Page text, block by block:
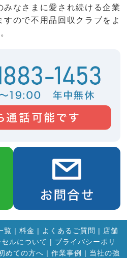
なさまに愛され続ける企業
ので不用品回収クラブをよ
覧 | 料金 | よくあるご質問 | 店舗
ルについて | プライバシーポリ
めての方へ | 作業事例 | 当社の強